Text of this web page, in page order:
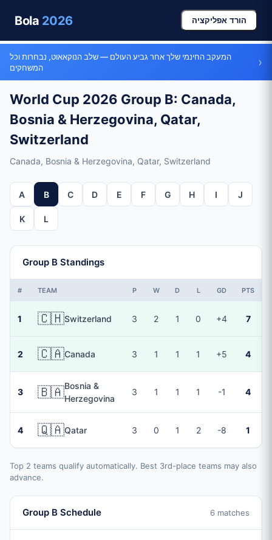
Bola 2026 הורד אפליקציה
המעקב החינמי שלך אחר גביע העולם — שלב הנוקאאוט, נבחרות וכל
המשחקים
›
World Cup 2026 Group B: Canada,
Bosnia & Herzegovina, Qatar,
Switzerland
Canada, Bosnia & Herzegovina, Qatar, Switzerland
A B C D E F G H I J
K L
Group B Standings
# TEAM P W D L GD PTS
1 🇨🇭Switzerland 3 2 1 0 +4 7
2 🇨🇦Canada 3 1 1 1 +5 4
3 🇧🇦Bosnia &
Herzegovina
3 1 1 1 -1 4
4 🇶🇦Qatar 3 0 1 2 -8 1
Top 2 teams qualify automatically. Best 3rd-place teams may also
advance.
Group B Schedule 6 matches